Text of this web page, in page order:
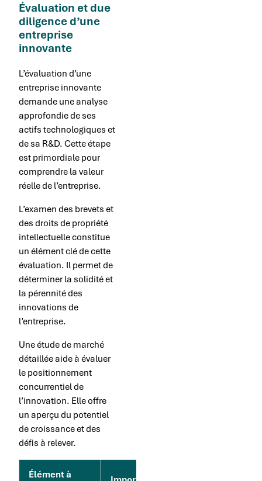
Évaluation et due
diligence d’une
entreprise
innovante
L’évaluation d’une
entreprise innovante
demande une analyse
approfondie de ses
actifs technologiques et
de sa R&D. Cette étape
est primordiale pour
comprendre la valeur
réelle de l’entreprise.
L’examen des brevets et
des droits de propriété
intellectuelle constitue
un élément clé de cette
évaluation. Il permet de
déterminer la solidité et
la pérennité des
innovations de
l’entreprise.
Une étude de marché
détaillée aide à évaluer
le positionnement
concurrentiel de
l’innovation. Elle offre
un aperçu du potentiel
de croissance et des
défis à relever.
Élément à